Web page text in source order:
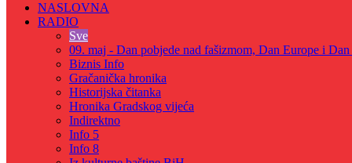
NASLOVNA
RADIO
Sve
09. maj - Dan pobjede nad fašizmom, Dan Europe i
Biznis Info
Gračanička hronika
Historijska čitanka
Hronika Gradskog vijeća
Indirektno
Info 5
Info 8